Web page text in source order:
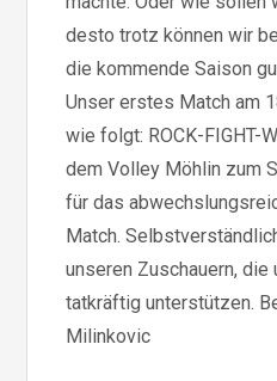
desto trotz können wir
die kommende Saison
Unser erstes Match am
wie folgt: ROCK-FIGHT-
dem Volley Möhlin zum
für das
Match.
unseren Zuschauern,
tatkräftig unterstützen.
Milinkovic